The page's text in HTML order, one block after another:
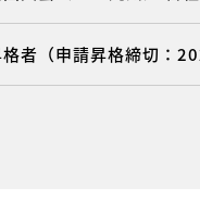
者（申請昇格締切：